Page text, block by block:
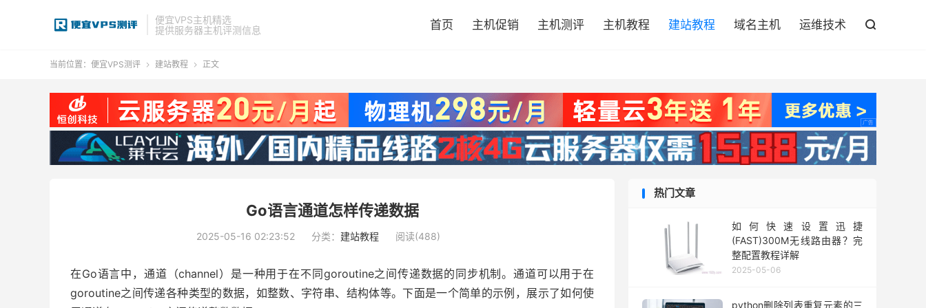
便宜VPS主机精选
提供服务器主机评测信息
首页 主机促销 主机测评 主机教程 建站教程 域名主机 运维技术 
当前位置： 便宜VPS测评  建站教程  正文
Go语言通道怎样传递数据
2025-05-16 02:23:52 分类： 建站教程 阅读(488)
在Go语言中，通道（channel）是一种用于在不同goroutine之间传递数据的同步机制。通道可以用于在
goroutine之间传递各种类型的数据，如整数、字符串、结构体等。下面是一个简单的示例，展示了如何使
热门文章
如何快速设置迅捷
(FAST)300M无线路由器？完
整配置教程详解
2025-05-06
python删除列表重复元素的三